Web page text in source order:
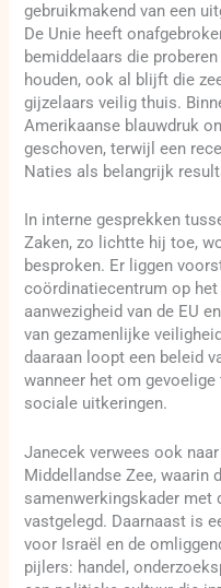
gebruikmakend van een
De Unie heeft
bemiddelaars die
houden, ook al blijft die
gijzelaars veilig thuis.
Amerikaanse blauwdruk
geschoven, terwijl een
Naties als belangrijk
In interne gesprekken
Zaken, zo lichtte hij toe,
besproken. Er liggen
coördinatiecentrum op
aanwezigheid van de EU
van gezamenlijke
daaraan loopt een beleid
wanneer het om
sociale uitkeringen.
Janecek verwees ook
Middellandse Zee, waarin
samenwerkingskader met
vastgelegd. Daarnaast is
voor Israël en de
pijlers: handel,